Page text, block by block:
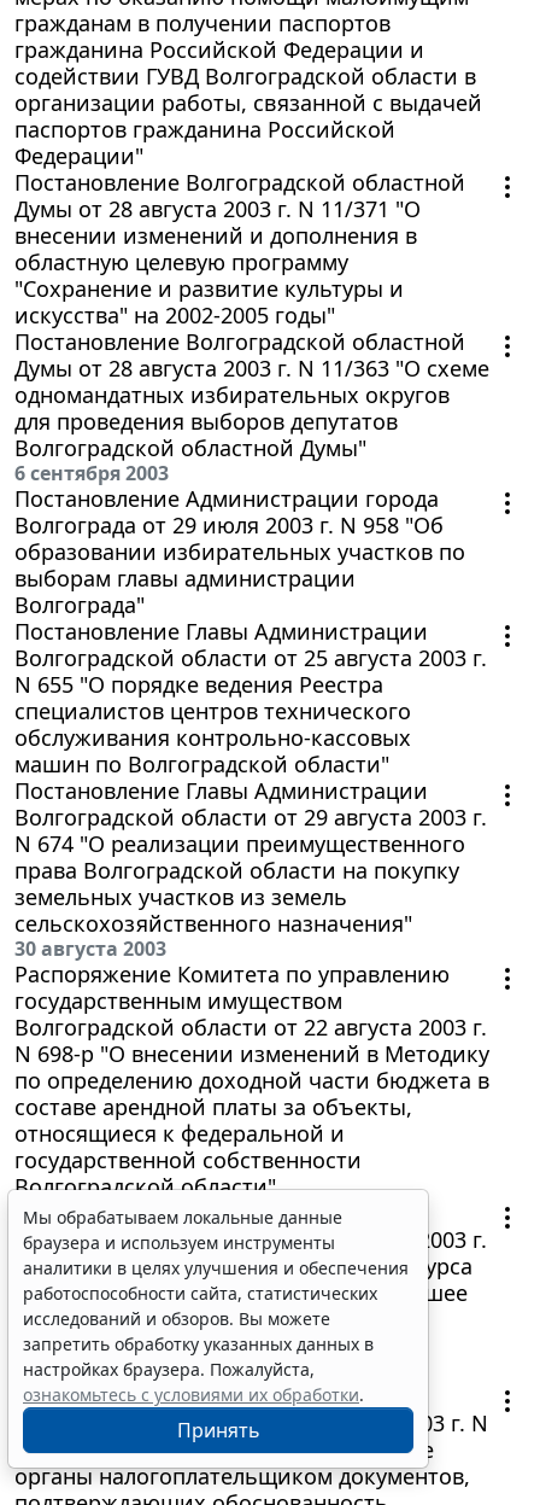
гражданам в получении паспортов
гражданина Российской Федерации и
содействии ГУВД Волгоградской области в
организации работы, связанной с выдачей
паспортов гражданина Российской
Федерации"
Постановление Волгоградской областной
Думы от 28 августа 2003 г. N 11/371 "О
внесении изменений и дополнения в
областную целевую программу
"Сохранение и развитие культуры и
искусства" на 2002-2005 годы"
Постановление Волгоградской областной
Думы от 28 августа 2003 г. N 11/363 "О схеме
одномандатных избирательных округов
для проведения выборов депутатов
Волгоградской областной Думы"
6 сентября 2003
Постановление Администрации города
Волгограда от 29 июля 2003 г. N 958 "Об
образовании избирательных участков по
выборам главы администрации
Волгограда"
Постановление Главы Администрации
Волгоградской области от 25 августа 2003 г.
N 655 "О порядке ведения Реестра
специалистов центров технического
обслуживания контрольно-кассовых
машин по Волгоградской области"
Постановление Главы Администрации
Волгоградской области от 29 августа 2003 г.
N 674 "О реализации преимущественного
права Волгоградской области на покупку
земельных участков из земель
сельскохозяйственного назначения"
30 августа 2003
Распоряжение Комитета по управлению
государственным имуществом
Волгоградской области от 22 августа 2003 г.
N 698-р "О внесении изменений в Методику
по определению доходной части бюджета в
составе арендной платы за объекты,
относящиеся к федеральной и
государственной собственности
Волгоградской области"
Постановление Главы Администрации
Волгоградской области от 20 августа 2003 г.
N 638 "О проведении областного конкурса
средств массовой информации на лучшее
освещение уборочной кампании
"Урожай-2003"
23 августа 2003
Письмо Управления МНС РФ по
Волгоградской области от 21 июля 2003 г. N
14-19/2 О предоставлении в налоговые
органы налогоплательщиком документов,
Мы обрабатываем локальные данные
браузера и используем инструменты
аналитики в целях улучшения и обеспечения
работоспособности сайта, статистических
исследований и обзоров. Вы можете
запретить обработку указанных данных в
настройках браузера. Пожалуйста,
ознакомьтесь с условиями их обработки.
Принять